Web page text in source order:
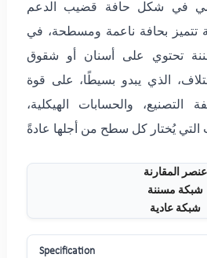
في شكل حافة قضيب الدعم
تتميز بحافة ناعمة ومسطحة، في
تحتوي على أسنان أو شقوق
الذي يبدو بسيطًا، على قوة
التصنيع، والحسابات الهيكلية،
عنصر المقارنة
شبكة مسننة
شبكة عادية